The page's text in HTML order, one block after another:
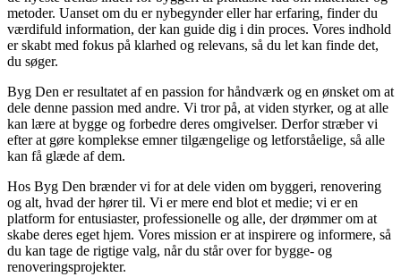
metoder. Uanset om du er nybegynder eller har erfaring, finder du
værdifuld information, der kan guide dig i din proces. Vores indhold
er skabt med fokus på klarhed og relevans, så du let kan finde det,
du søger.
Byg Den er resultatet af en passion for håndværk og en ønsket om at
dele denne passion med andre. Vi tror på, at viden styrker, og at alle
kan lære at bygge og forbedre deres omgivelser. Derfor stræber vi
efter at gøre komplekse emner tilgængelige og letforståelige, så alle
kan få glæde af dem.
Hos Byg Den brænder vi for at dele viden om byggeri, renovering
og alt, hvad der hører til. Vi er mere end blot et medie; vi er en
platform for entusiaster, professionelle og alle, der drømmer om at
skabe deres eget hjem. Vores mission er at inspirere og informere, så
du kan tage de rigtige valg, når du står over for bygge- og
renoveringsprojekter.